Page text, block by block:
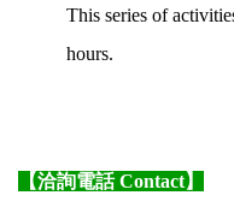
This series of
hours.
【洽詢電話 Contact】